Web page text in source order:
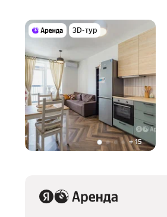
3D-тур
+15